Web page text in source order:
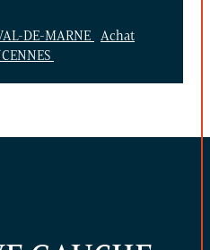
DE-MARNE
Achat